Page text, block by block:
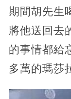
期間胡先生
將他送回去
的事情都給
多萬的瑪莎